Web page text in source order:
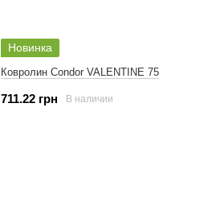
Новинка
Ковролин Condor VALENTINE 75
711.22 грн В наличии